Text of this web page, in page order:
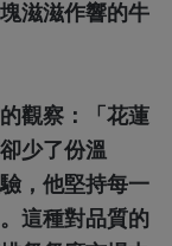
滋滋作響的牛
觀察：「花蓮
少了份溫
，他堅持每一
這種對品質的